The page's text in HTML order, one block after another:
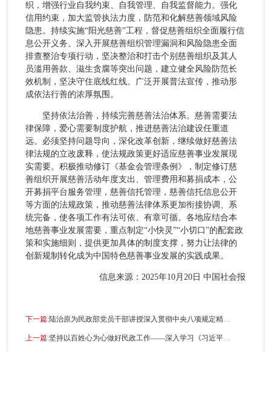
织，增强行业自我约束、自我管理、自我监督能力。强化
信用约束，加大监管执法力度，防范和化解慈善领域风险
隐患。持续实施“阳光慈善”工程，督促慈善组织全面履行信
息公开义务。深入开展慈善组织管理漏洞和风险隐患全面
排查整治专项行动，坚决整治和打击个别慈善组织及其人
员滥用善款、滋生贪腐等突出问题，建立健全风险防范长
效机制，坚决守住底线红线。广泛开展普法宣传，推动形
成依法行善的浓厚氛围。
坚持依法治善，持续完善慈善法治体系。慈善需要法
律保障，爱心需要制度护航，推进慈善法治建设任重道
远。必须坚持问题导向，深化改革创新，继续做好慈善法
律法规的立改废释，使法规政策更好适应慈善事业发展现
实需要。积极推动修订《基金会管理条例》，制定修订慈
善组织开展慈善活动年度支出、管理费用和募捐成本，公
开募捐平台服务管理，慈善信托管理，慈善信托信息公开
等方面的法规政策，推动慈善法律体系更加衔接协调、系
统完备，使各项工作有法可依、有章可循。各地应结合本
地慈善事业发展需要，重点制定“小快灵”“小切口”的配套政
策和实施细则，提供更加具体的制度支撑，努力让法律的
创新规制转化成为中国特色慈善事业发展的实践成果。
信息来源：2025年10月20日 中国社会报
下一篇:陆治原为民政部党员干部讲授深入贯彻中央八项规定精神学习教育专题党课
上一篇:坚持以百姓心为心做好民政工作——深入学习《习近平关于民政工作论述摘编》